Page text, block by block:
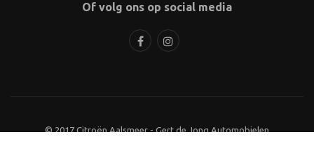
Of volg ons op social media
© 2017 Citroën Aalsmeer - Gert de Jong Automobielen